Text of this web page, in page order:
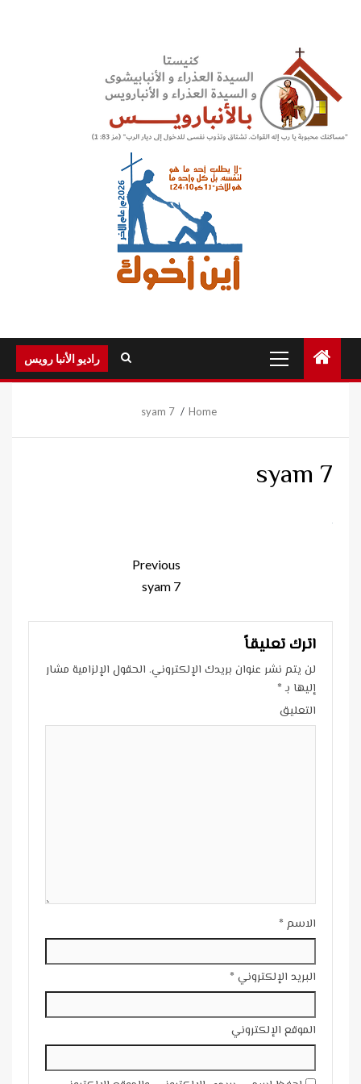
Menu
راديو الأنبا رويس
Home
syam 7
syam 7
Previous
syam 7
اترك تعليقاً
لن يتم نشر عنوان بريدك الإلكتروني. الحقول الإلزامية مشار
إليها بـ*
التعليق
الاسم *
البريد الإلكتروني *
الموقع الإلكتروني